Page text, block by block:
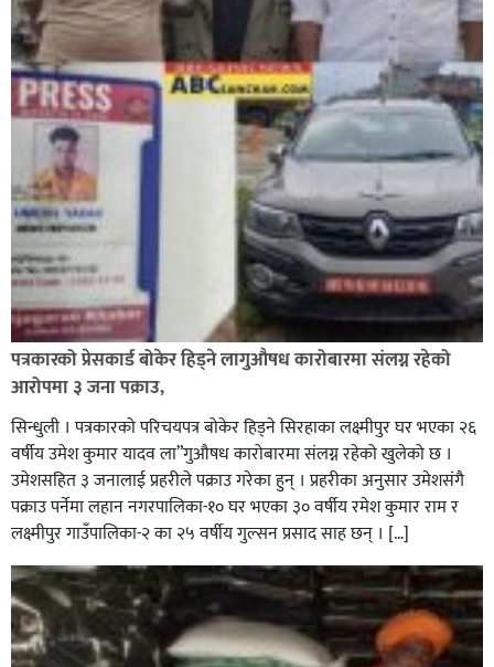
पत्रकारको प्रेसकार्ड बोकेर हिड्ने लागुऔषध कारोबारमा संलग्न रहेको
आरोपमा ३ जना पक्राउ,
सिन्धुली । पत्रकारको परिचयपत्र बोकेर हिड्ने सिरहाका लक्ष्मीपुर घर भएका २६
वर्षीय उमेश कुमार यादव ला”गुऔषध कारोबारमा संलग्न रहेको खुलेको छ ।
उमेशसहित ३ जनालाई प्रहरीले पक्राउ गरेका हुन् । प्रहरीका अनुसार उमेशसंगै
पक्राउ पर्नेमा लहान नगरपालिका-१० घर भएका ३० वर्षीय रमेश कुमार राम र
लक्ष्मीपुर गाउँपालिका-२ का २५ वर्षीय गुल्सन प्रसाद साह छन् । […]